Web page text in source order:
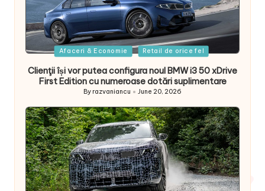
Posted
Afaceri & Economie Retail de orice fel
Clienţii își vor putea configura noul BMW i3 50 xDrive
First Edition cu numeroase dotări suplimentare
Posted
By razvaniancu June 20, 2026